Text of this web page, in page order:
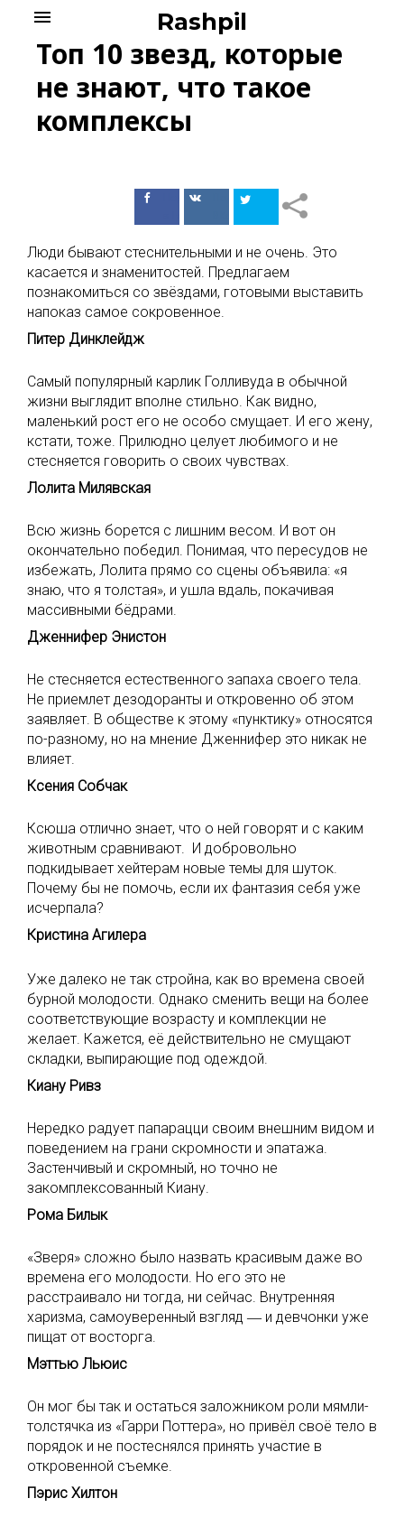
content
Rashpil
menu
Топ 10 звезд, которые
не знают, что такое
комплексы
ПоделитьсяПоделиться
Люди бывают стеснительными и не очень. Это
касается и знаменитостей. Предлагаем
познакомиться со звёздами, готовыми выставить
напоказ самое сокровенное.
Питер Динклейдж
Самый популярный карлик Голливуда в обычной
жизни выглядит вполне стильно. Как видно,
маленький рост его не особо смущает. И его жену,
кстати, тоже. Прилюдно целует любимого и не
стесняется говорить о своих чувствах.
Лолита Милявская
Всю жизнь борется с лишним весом. И вот он
окончательно победил. Понимая, что пересудов не
избежать, Лолита прямо со сцены объявила: «я
знаю, что я толстая», и ушла вдаль, покачивая
массивными бёдрами.
Дженнифер Энистон
Не стесняется естественного запаха своего тела.
Не приемлет дезодоранты и откровенно об этом
заявляет. В обществе к этому «пунктику» относятся
по-разному, но на мнение Дженнифер это никак не
влияет.
Ксения Собчак
Ксюша отлично знает, что о ней говорят и с каким
животным сравнивают. И добровольно
подкидывает хейтерам новые темы для шуток.
Почему бы не помочь, если их фантазия себя уже
исчерпала?
Кристина Агилера
Уже далеко не так стройна, как во времена своей
бурной молодости. Однако сменить вещи на более
соответствующие возрасту и комплекции не
желает. Кажется, её действительно не смущают
складки, выпирающие под одеждой.
Киану Ривз
Нередко радует папарацци своим внешним видом и
поведением на грани скромности и эпатажа.
Застенчивый и скромный, но точно не
закомплексованный Киану.
Рома Билык
«Зверя» сложно было назвать красивым даже во
времена его молодости. Но его это не
расстраивало ни тогда, ни сейчас. Внутренняя
харизма, самоуверенный взгляд ― и девчонки уже
пищат от восторга.
Мэттью Льюис
Он мог бы так и остаться заложником роли мямли-
толстячка из «Гарри Поттера», но привёл своё тело в
порядок и не постеснялся принять участие в
откровенной съемке.
Пэрис Хилтон